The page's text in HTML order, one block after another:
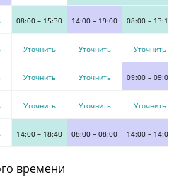
08:00 – 15:30 14:00 – 19:00 08:00 – 13:10
Уточнить Уточнить Уточнить
Уточнить Уточнить 09:00 – 09:00
Уточнить Уточнить Уточнить
14:00 – 18:40 08:00 – 08:00 14:00 – 14:00
времени